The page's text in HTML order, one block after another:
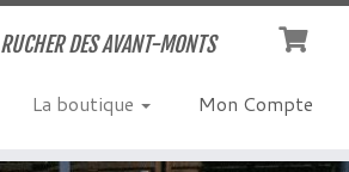
RUCHER DES AVANT-MONTS
La boutique Mon Compte